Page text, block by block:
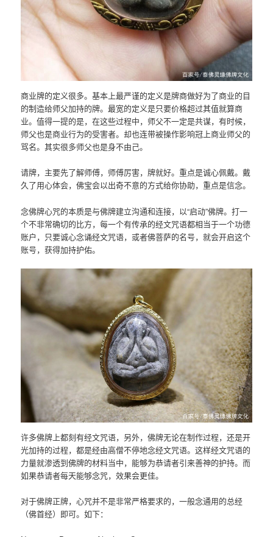
商业牌的定义很多。基本上最严谨的定义是牌商做好为了商业的目
的制造给师父加持的牌。最宽的定义是只要价格超过其值就算商
业。值得一提的是，在这些过程中，师父不一定是共谋，有时候，
师父也是商业行为的受害者。却也连带被操作影响冠上商业师父的
骂名。其实很多师父也是身不由己。
请牌，主要先了解师傅，师傅厉害，牌就好。重点是诚心佩戴。戴
久了用心体会，佛宝会以出奇不意的方式给你协助，重点是信念。
念佛牌心咒的本质是与佛牌建立沟通和连接，以“启动”佛牌。打一
个不非常确切的比方，每一个有传承的经文咒语都相当于一个功德
账户，只要诚心念诵经文咒语，或者佛菩萨的名号，就会开启这个
账号，获得加持护佑。
许多佛牌上都刻有经文咒语，另外，佛牌无论在制作过程，还是开
光加持的过程，都是经由高僧不停地念经文咒语。这样经文咒语的
力量就渗透到佛牌的材料当中，能够为恭请者引来善神的护持。而
如果恭请者每天能够念咒，效果会更佳。
对于佛牌正牌，心咒并不是非常严格要求的，一般念通用的总经
（佛首经）即可。如下：